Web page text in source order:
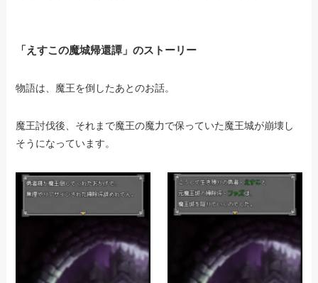
「えすこの魔城帰還譚」のストーリー
物語は、魔王を倒したあとのお話。
魔王討伐後、それまで魔王の魔力で保っていた魔王城が崩壊し
そうになっています。